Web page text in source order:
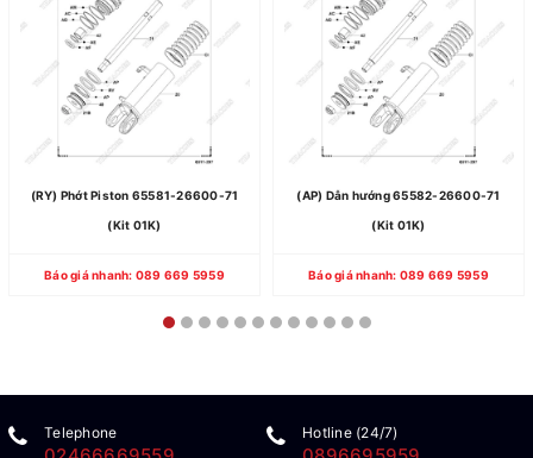
(RY) Phớt Piston 65581-26600-71
(Kit 01K)
Báo giá nhanh: 089 669 5959
(AP) Dẫn hướng 65582-26600-71
(Kit 01K)
Báo giá nhanh: 089 669 5959
Telephone Hotline (24/7)